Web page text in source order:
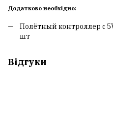
Додатково необхідно:
Полётный контроллер с
шт
Відгуки